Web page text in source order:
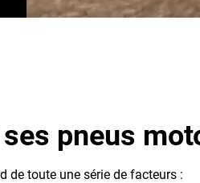
pneus
de toute une série de facteurs :